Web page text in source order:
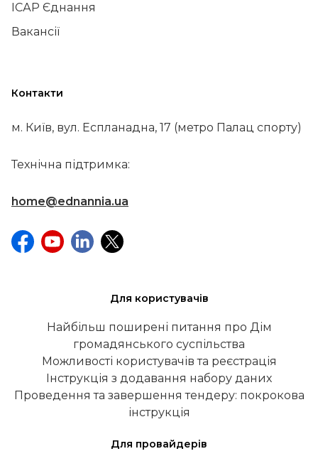
ІСАР Єднання
Вакансії
Контакти
м. Київ, вул. Еспланадна, 17 (метро Палац спорту)
Технічна підтримка:
home@ednannia.ua
Для користувачів
Найбільш поширені питання про Дім
громадянського суспільства
Можливості користувачів та реєстрація
Інструкція з додавання набору даних
Проведення та завершення тендеру: покрокова
інструкція
Для провайдерів